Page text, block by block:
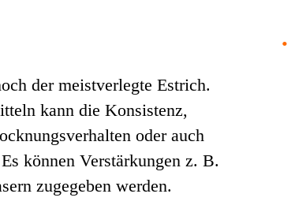
der meistverlegte Estrich.
kann die Konsistenz,
oder auch
können Verstärkungen z. B.
zugegeben werden.
•